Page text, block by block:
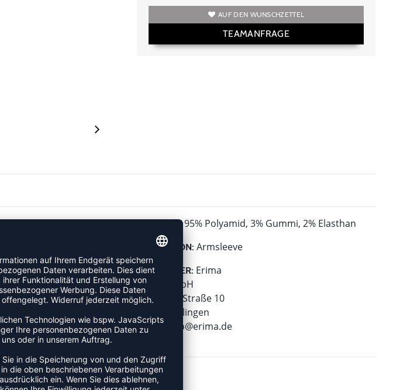
AUF DEN WUNSCHZETTEL
TEAMANFRAGE
MATERIAL:95% Polyamid, 3% Gummi, 2% Elasthan
KOLLEKTION: Armsleeve
HERSTELLER: Erima
Erima GmbH
Carl-Zeiss-Straße 10
72793 Pfullingen
E-Mail:
info@erima.de